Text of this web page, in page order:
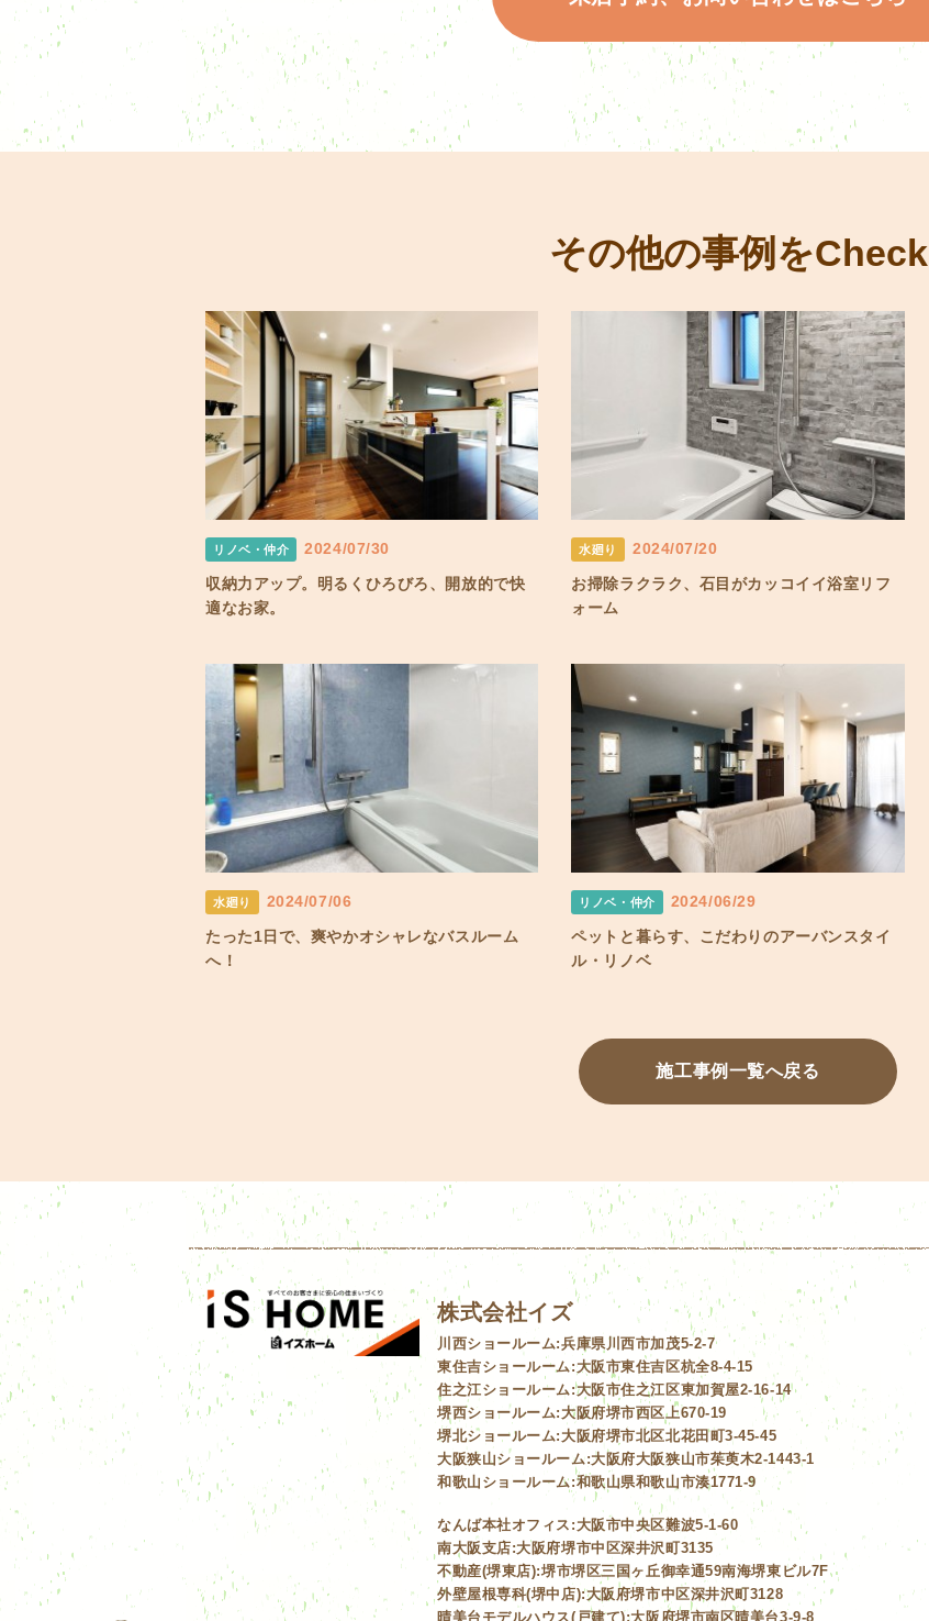
その他の事例をCheck
リノベ・仲介
2024/07/30
収納力アップ。明るくひろびろ、開放的で快
適なお家。
水廻り
2024/07/20
お掃除ラクラク、石目がカッコイイ浴室リフ
ォーム
水廻り
2024/07/06
たった1日で、爽やかオシャレなバスルーム
へ！
リノベ・仲介
2024/06/29
ペットと暮らす、こだわりのアーバンスタイ
ル・リノベ
施工事例一覧へ戻る
株式会社イズ
川西ショールーム:兵庫県川西市加茂5-2-7
東住吉ショールーム:大阪市東住吉区杭全8-4-15
住之江ショールーム:大阪市住之江区東加賀屋2-16-14
堺西ショールーム: 大阪府堺市西区上670-19
堺北ショールーム: 大阪府堺市北区北花田町3-45-45
大阪狭山ショールーム:大阪府大阪狭山市茱萸木2-1443-1
和歌山ショールーム:和歌山県和歌山市湊1771-9
なんば本社オフィス: 大阪市中央区難波5-1-60
南大阪支店:大阪府堺市中区深井沢町3135
不動産(堺東店):堺市堺区三国ヶ丘御幸通59南海堺東ビル7F
外壁屋根専科(堺中店):大阪府堺市中区深井沢町3128
晴美台モデルハウス(戸建て):大阪府堺市南区晴美台3-9-8